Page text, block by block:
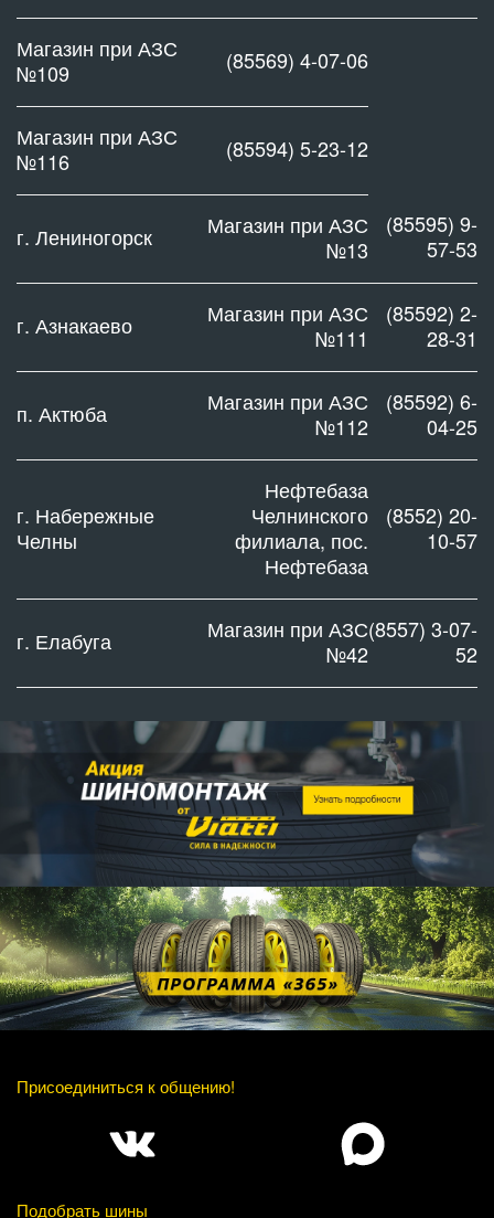
Магазин при АЗС
№109
(85569) 4-07-06
Магазин при АЗС
№116
(85594) 5-23-12
г. Лениногорск
Магазин при АЗС
№13
(85595) 9-
57-53
г. Азнакаево
Магазин при АЗС
№111
(85592) 2-
28-31
п. Актюба
Магазин при АЗС
№112
(85592) 6-
04-25
г. Набережные
Челны
Нефтебаза
Челнинского
филиала, пос.
Нефтебаза
(8552) 20-
10-57
г. Елабуга
Магазин при АЗС
№42
(8557) 3-07-
52
Присоединиться к общению!
Подобрать шины